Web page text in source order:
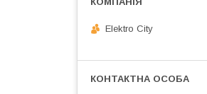
Elektro City